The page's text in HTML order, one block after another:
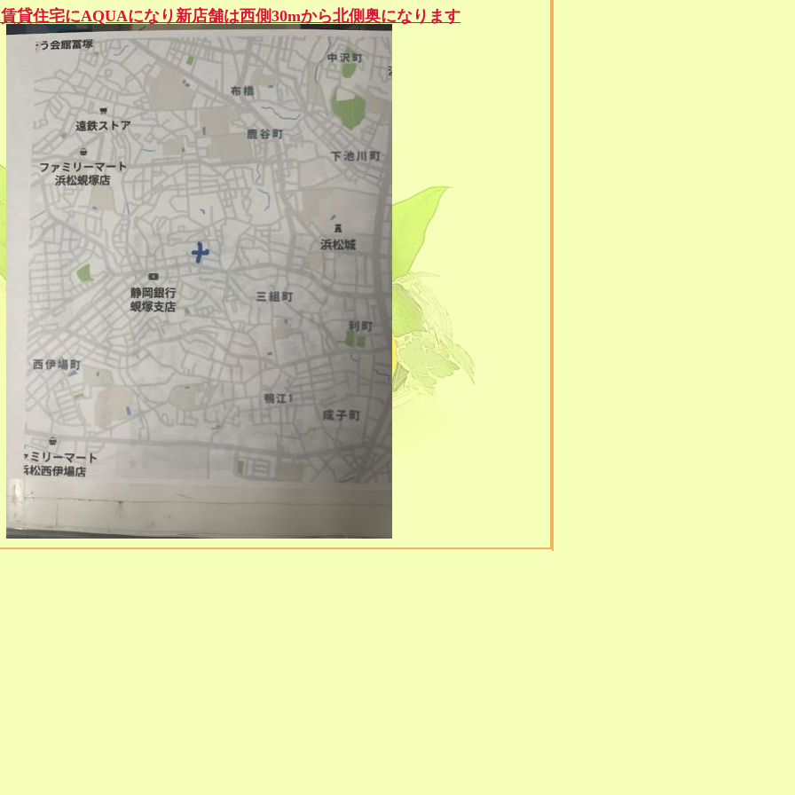
貸住宅にAQUAになり新店舗は西側30mから北側奥になります